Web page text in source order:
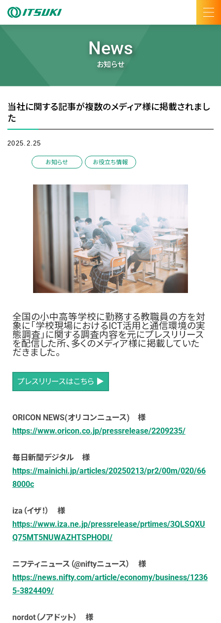
News
お知らせ
当社に関する記事が複数のメディア様に掲載されまし
た
2025.2.25
お知らせ / お役立ち情報
全国の小中高等学校に勤務する教職員の方を対
象に「学校現場におけるICT活用と通信環境の実
態調査」 に関する調査内容を元にプレスリリース
を配信した所、多くのメディア様に掲載していた
だきました。
プレスリリースはこちら ▶
ORICON NEWS(オリコンニュース) 様
https://www.oricon.co.jp/pressrelease/2209235/
毎日新聞デジタル 様
https://mainichi.jp/articles/20250213/pr2/00m/020/66
8000c
iza（イザ！） 様
https://www.iza.ne.jp/pressrelease/prtimes/3QLSQXU
Q75MT5NUWAZHTSPHODI/
ニフティニュース（@niftyニュース） 様
https://news.nifty.com/article/economy/business/1236
5-3824409/
nordot（ノアドット） 様